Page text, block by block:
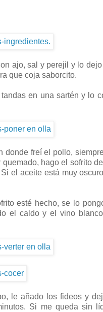
ajo, sal y perejil y lo
que coja saborcito.
en una sartén y lo
donde freí el pollo,
hago el sofrito
el aceite está muy
esté hecho, se lo
el caldo y el vino
le añado los fideos y
Si me queda sin